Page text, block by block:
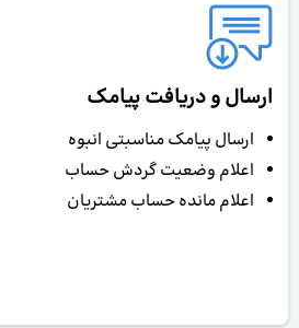
ارسال و دریافت پیامک
ارسال پیامک مناسبتی انبوه
اعلام وضعیت گردش حساب
اعلام مانده حساب مشتریان